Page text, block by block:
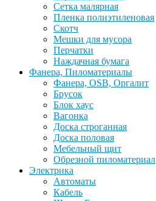
Сетка малярная
Пленка полиэтиленовая
Скотч
Мешки для мусора
Перчатки
Наждачная бумага
Фанера, Пиломатериалы
Фанера, OSB, Оргалит
Брусок
Блок хаус
Вагонка
Доска строганная
Доска половая
Мебельный щит
Обрезной пиломатериал
Электрика
Автоматы
Кабель